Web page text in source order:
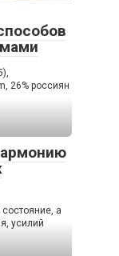
26% россиян
а
усилий